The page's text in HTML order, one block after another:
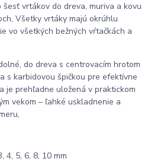
vrtákov do dreva, muriva a kovu
Všetky vrtáky majú okrúhlu
vo všetkých bežných vŕtačkách a
do dreva s centrovacím hrotom
s karbidovou špičkou pre efektívne
je prehľadne uložená v praktickom
vekom – ľahké uskladnenie a
4, 5, 6, 8, 10 mm